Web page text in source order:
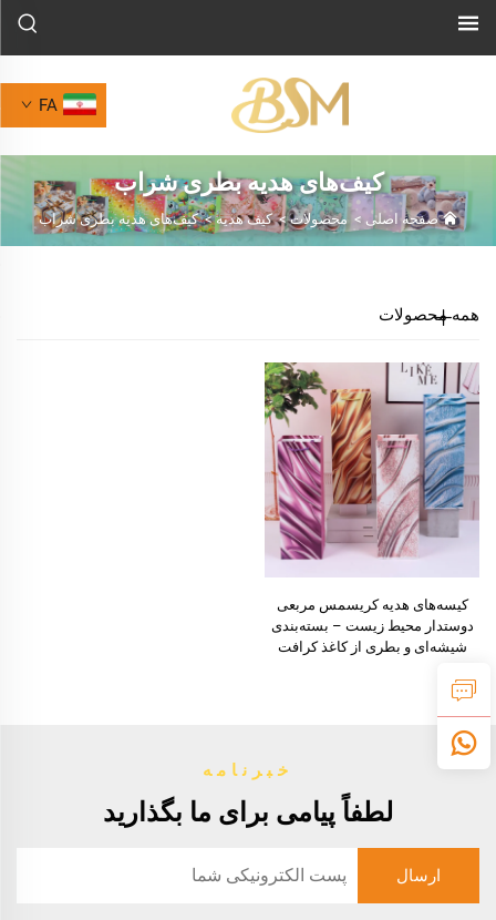
FA
کیف‌های هدیه بطری شراب
صفحه اصلی >محصولات>کیف هدیه>کیف‌های هدیه بطری شراب
همه محصولات
کیسه‌های هدیه کریسمس مربعی
دوستدار محیط زیست – بسته‌بندی
شیشه‌ای و بطری از کاغذ کرافت
خبرنامه
لطفاً پیامی برای ما بگذارید